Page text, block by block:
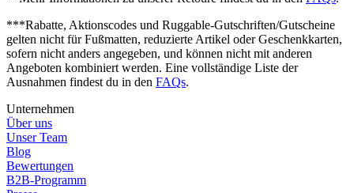
***Rabatte, Aktionscodes und Ruggable-Gutschriften/Gutscheine
gelten nicht für Fußmatten, reduzierte Artikel oder Geschenkkarten,
sofern nicht anders angegeben, und können nicht mit anderen
Angeboten kombiniert werden. Eine vollständige Liste der
Ausnahmen findest du in den FAQs.
Unternehmen
Über uns
Unser Team
Blog
Bewertungen
B2B-Programm